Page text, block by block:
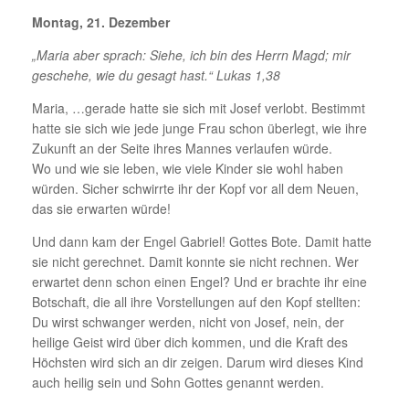
Montag, 21. Dezember
„Maria aber sprach: Siehe, ich bin des Herrn Magd; mir
geschehe, wie du gesagt hast.“ Lukas 1,38
Maria, …gerade hatte sie sich mit Josef verlobt. Bestimmt
hatte sie sich wie jede junge Frau schon überlegt, wie ihre
Zukunft an der Seite ihres Mannes verlaufen würde.
Wo und wie sie leben, wie viele Kinder sie wohl haben
würden. Sicher schwirrte ihr der Kopf vor all dem Neuen,
das sie erwarten würde!
Und dann kam der Engel Gabriel! Gottes Bote. Damit hatte
sie nicht gerechnet. Damit konnte sie nicht rechnen. Wer
erwartet denn schon einen Engel? Und er brachte ihr eine
Botschaft, die all ihre Vorstellungen auf den Kopf stellten:
Du wirst schwanger werden, nicht von Josef, nein, der
heilige Geist wird über dich kommen, und die Kraft des
Höchsten wird sich an dir zeigen. Darum wird dieses Kind
auch heilig sein und Sohn Gottes genannt werden.